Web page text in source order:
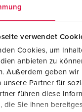
verwendet
Cookies, um
anbieten zu
Außerdem geben
unsere Partner für
führen diese
die Sie ihnen
veilig